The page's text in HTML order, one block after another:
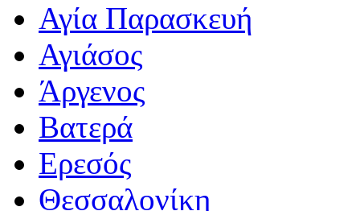
Αγία Παρασκευή
Αγιάσος
Άργενος
Βατερά
Ερεσός
Θεσσαλονίκη